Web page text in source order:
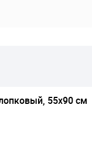
55х90 см